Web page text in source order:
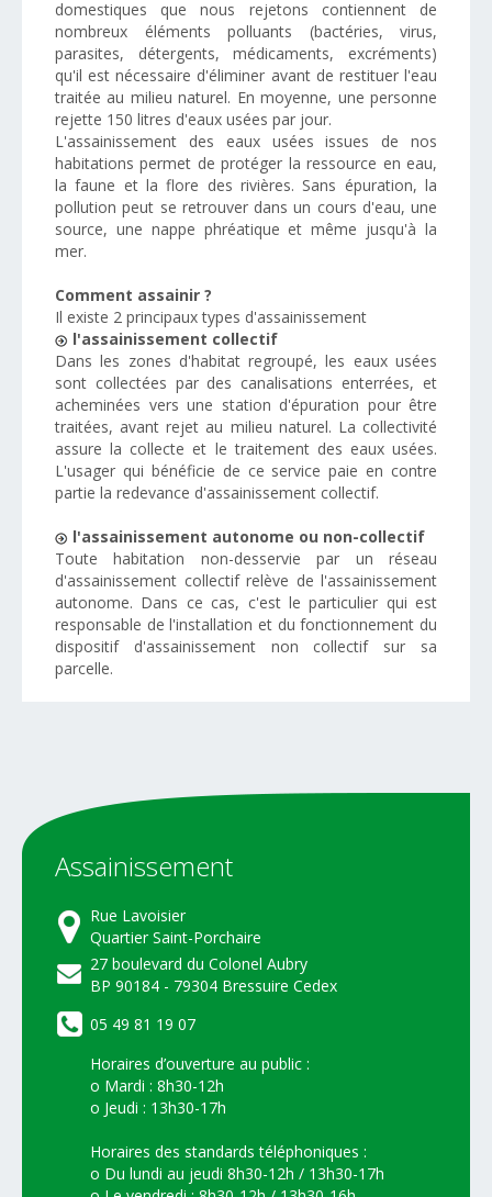
domestiques que nous rejetons contiennent de
nombreux éléments polluants (bactéries, virus,
parasites, détergents, médicaments, excréments)
qu'il est nécessaire d'éliminer avant de restituer l'eau
traitée au milieu naturel. En moyenne, une personne
rejette 150 litres d'eaux usées par jour.
L'assainissement des eaux usées issues de nos
habitations permet de protéger la ressource en eau,
la faune et la flore des rivières. Sans épuration, la
pollution peut se retrouver dans un cours d'eau, une
source, une nappe phréatique et même jusqu'à la
mer.
Comment assainir ?
Il existe 2 principaux types d'assainissement
l'assainissement collectif
Dans les zones d'habitat regroupé, les eaux usées
sont collectées par des canalisations enterrées, et
acheminées vers une station d'épuration pour être
traitées, avant rejet au milieu naturel. La collectivité
assure la collecte et le traitement des eaux usées.
L'usager qui bénéficie de ce service paie en contre
partie la redevance d'assainissement collectif.
l'assainissement autonome ou non-collectif
Toute habitation non-desservie par un réseau
d'assainissement collectif relève de l'assainissement
autonome. Dans ce cas, c'est le particulier qui est
responsable de l'installation et du fonctionnement du
dispositif d'assainissement non collectif sur sa
parcelle.
Assainissement
Rue Lavoisier
Quartier Saint-Porchaire
27 boulevard du Colonel Aubry
BP 90184 - 79304 Bressuire Cedex
05 49 81 19 07
Horaires d’ouverture au public :
o Mardi : 8h30-12h
o Jeudi : 13h30-17h
Horaires des standards téléphoniques :
o Du lundi au jeudi 8h30-12h / 13h30-17h